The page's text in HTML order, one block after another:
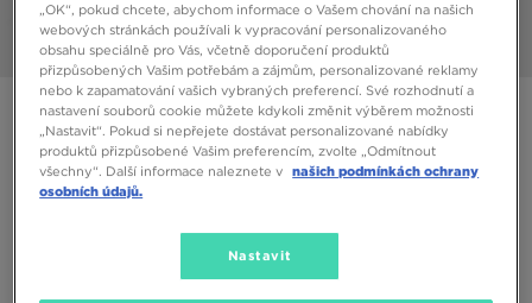
NEW BALANCE 327
1690 Kč
1990 Kč -15%
(Nejnižší cena za posledních 30 dní)
„OK“, pokud chcete, abychom informace o Vašem chování na našich
webových stránkách používali k vypracování personalizovaného
obsahu speciálně pro Vás, včetně doporučení produktů
přizpůsobených Vašim potřebám a zájmům, personalizované reklamy
nebo k zapamatování vašich vybraných preferencí. Své rozhodnutí a
nastavení souborů cookie můžete kdykoli změnit výběrem možnosti
„Nastavit“. Pokud si nepřejete dostávat personalizované nabídky
produktů přizpůsobené Vašim preferencím, zvolte „Odmítnout
všechny“. Další informace naleznete v našich podmínkách ochrany
osobních údajů.
Nastavit